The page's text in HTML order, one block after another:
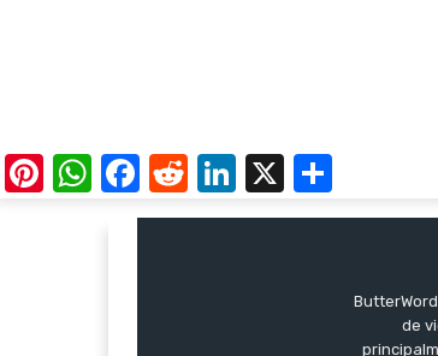
Pinterest
WhatsApp
Facebook
RedditLinkedIn
X
de